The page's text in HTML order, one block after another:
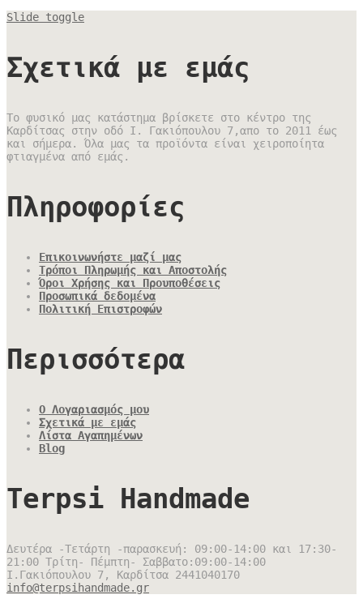
Slide toggle
Σχετικά με εμάς
Το φυσικό μας κατάστημα βρίσκετε στο κέντρο της
Καρδίτσας στην οδό Ι. Γακιόπουλου 7,απο το 2011 έως
και σήμερα. Όλα μας τα προϊόντα είναι χειροποίητα
φτιαγμένα από εμάς.
Πληροφορίες
Επικοινωνήστε μαζί μας
Τρόποι Πληρωμής και Αποστολής
Όροι Χρήσης και Προυποθέσεις
Προσωπικά δεδομένα
Πολιτική Επιστροφών
Περισσότερα
Ο Λογαριασμός μου
Σχετικά με εμάς
Λίστα Αγαπημένων
Blog
Terpsi Handmade
Δευτέρα -Τετάρτη -παρασκευή: 09:00-14:00 και 17:30-
21:00 Τρίτη- Πέμπτη- Σαββατο:09:00-14:00
Ι.Γακιόπουλου 7, Καρδίτσα 2441040170
info@terpsihandmade.gr